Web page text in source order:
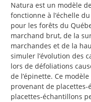
Natura est un modèle
fonctionne à l’échelle
pour les forêts du
marchand brut, de la
marchandes et de la
simuler l’évolution des
lors de défoliations
de l’épinette. Ce
provenant de
placettes-échantillons